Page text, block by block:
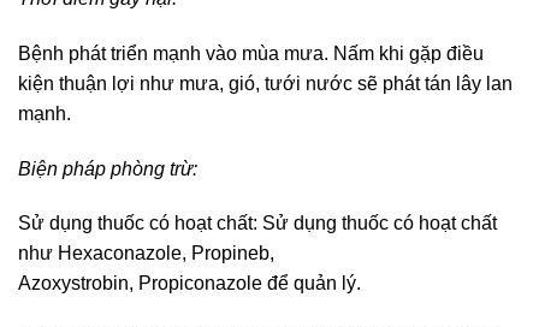
Bệnh phát triển mạnh vào mùa mưa. Nấm khi gặp điều
kiện thuận lợi như mưa, gió, tưới nước sẽ phát tán lây lan
mạnh.
Biện pháp phòng trừ:
Sử dụng thuốc có hoạt chất: Sử dụng thuốc có hoạt chất
như Hexaconazole, Propineb,
Azoxystrobin, Propiconazole để quản lý.